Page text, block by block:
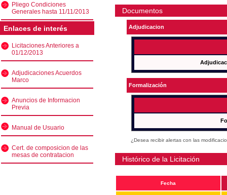
Pliego Condiciones
Generales hasta 11/11/2013
Enlaces de interés
Licitaciones Anteriores a
01/12/2013
Adjudicaciones Acuerdos
Marco
Anuncios de Informacion
Previa
Manual de Usuario
Cert. de composicion de las
mesas de contratacion
Documentos
Adjudicacion
Formalización
¿Desea recibir alertas con las
Histórico de la Licitación
Fecha